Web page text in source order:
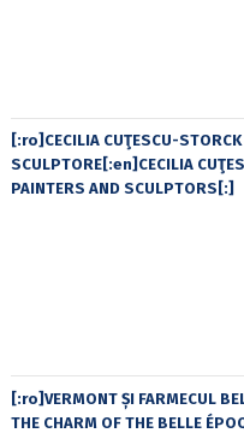
[:ro]CECILIA CUŢESCU-STORCK
SCULPTORE[:en]CECILIA
PAINTERS AND SCULPTORS[:]
[:ro]VERMONT ȘI FARMECUL
THE CHARM OF THE BELLE